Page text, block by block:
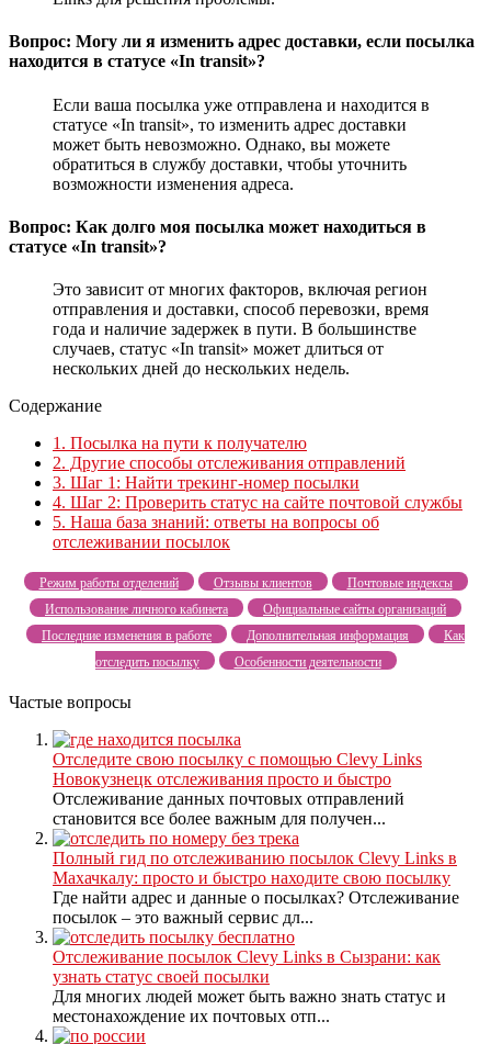
Вопрос: Могу ли я изменить адрес доставки, если посылка
находится в статусе «In transit»?
Если ваша посылка уже отправлена и находится в
статусе «In transit», то изменить адрес доставки
может быть невозможно. Однако, вы можете
обратиться в службу доставки, чтобы уточнить
возможности изменения адреса.
Вопрос: Как долго моя посылка может находиться в
статусе «In transit»?
Это зависит от многих факторов, включая регион
отправления и доставки, способ перевозки, время
года и наличие задержек в пути. В большинстве
случаев, статус «In transit» может длиться от
нескольких дней до нескольких недель.
Содержание
1. Посылка на пути к получателю
2. Другие способы отслеживания отправлений
3. Шаг 1: Найти трекинг-номер посылки
4. Шаг 2: Проверить статус на сайте почтовой службы
5. Наша база знаний: ответы на вопросы об
отслеживании посылок
Режим работы отделений Отзывы клиентов
Почтовые индексы
Использование личного кабинета
Официальные сайты организаций
Последние изменения в работе
Дополнительная информация
Как
отследить посылку
Особенности деятельности
Частые вопросы
Отследите свою посылку с помощью Clevy Links
Новокузнецк отслеживания просто и быстро
Отслеживание данных почтовых отправлений
становится все более важным для получен...
Полный гид по отслеживанию посылок Clevy Links в
Махачкалу: просто и быстро находите свою посылку
Где найти адрес и данные о посылках? Отслеживание
посылок – это важный сервис дл...
Отслеживание посылок Clevy Links в Сызрани: как
узнать статус своей посылки
Для многих людей может быть важно знать статус и
местонахождение их почтовых отп...